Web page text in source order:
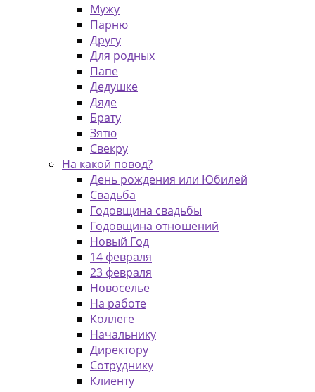
Мужу
Парню
Другу
Для родных
Папе
Дедушке
Дяде
Брату
Зятю
Свекру
На какой повод?
День рождения или Юбилей
Свадьба
Годовщина свадьбы
Годовщина отношений
Новый Год
14 февраля
23 февраля
Новоселье
На работе
Коллеге
Начальнику
Директору
Сотруднику
Клиенту